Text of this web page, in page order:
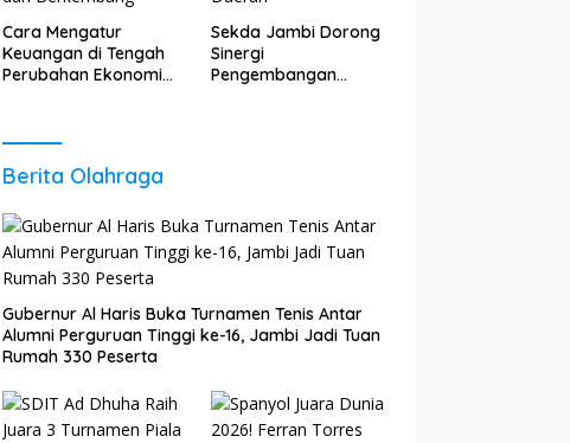
Cara Mengatur
Keuangan di Tengah
Perubahan Ekonomi
Berkembang
Sekda Jambi Dorong
Sinergi
Pengembangan
Berita Olahraga
Gubernur Al Haris Buka Turnamen Tenis Antar
Alumni Perguruan Tinggi ke-16, Jambi Jadi Tuan
Rumah 330 Peserta